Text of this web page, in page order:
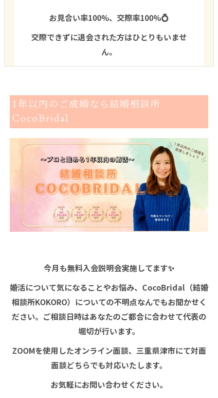
お見合い率100%、交際率100%💍
交際できずに退会された方はひとりもいませ
ん。
1年以内のご成婚なら結婚相談所
CocoBridal
今月も無料入会説明会実施してます✨
婚活について気になることやお悩み、CocoBridal（結婚
相談所KOKORO）についての不明点なんでもお聞かせく
ださい。ご相談日時はあなたのご都合に合わせて代表の
堀切が行います。
ZOOMを使用したオンライン面談、三重県津市にて対面
面談どちらでも対応いたします。
お気軽にお問い合わせください。